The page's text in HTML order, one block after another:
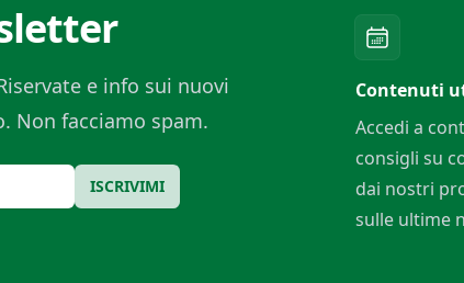
e info sui nuovi
Non facciamo spam.
ISCRIVIMI
Contenuti
Accedi a
consigli su
dai nostri
sulle ultime